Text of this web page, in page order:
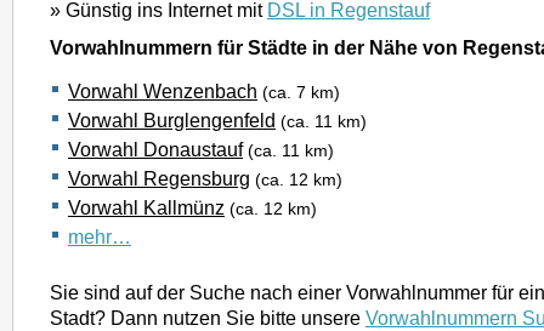
» Günstig ins Internet mit DSL in Regenstauf
Vorwahlnummern für Städte in der Nähe von
Vorwahl Wenzenbach (ca. 7 km)
Vorwahl Burglengenfeld (ca. 11 km)
Vorwahl Donaustauf (ca. 11 km)
Vorwahl Regensburg (ca. 12 km)
Vorwahl Kallmünz (ca. 12 km)
mehr…
Sie sind auf der Suche nach einer Vorwahlnummer für
Stadt? Dann nutzen Sie bitte unsere Vorwahlnummern